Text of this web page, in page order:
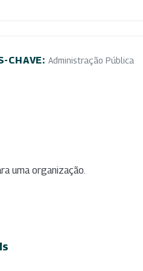
CHAVE: Administração Pública
uma organização.